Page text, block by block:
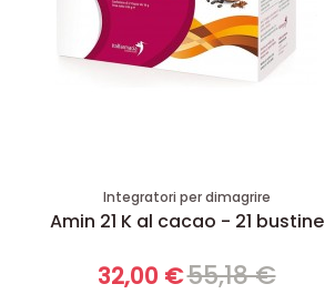
Integratori per dimagrire
Amin 21 K al cacao - 21 bustine
32,00 €55,18 €